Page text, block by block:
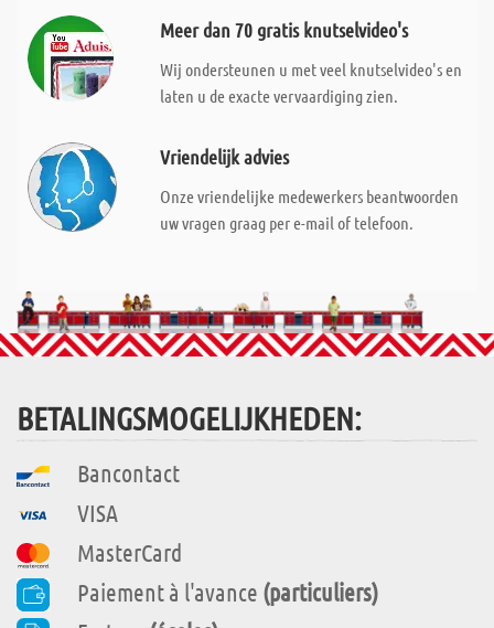
Meer dan 70 gratis knutselvideo's
Wij ondersteunen u met veel knutselvideo's en
laten u de exacte vervaardiging zien.
Vriendelijk advies
Onze vriendelijke medewerkers beantwoorden
uw vragen graag per e-mail of telefoon.
BETALINGSMOGELIJKHEDEN:
Bancontact
VISA
MasterCard
Paiement à l'avance (particuliers)